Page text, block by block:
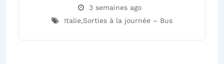
3 semaines ago
Italie,Sorties à la journée – Bus